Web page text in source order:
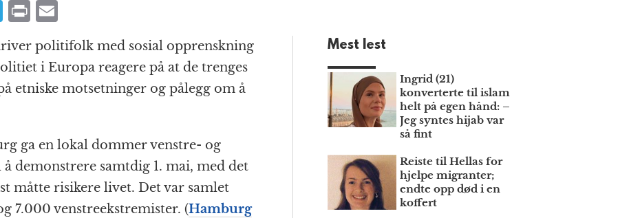
T
el
e
g
r
m
P
n
t
m
ai
l
politifolk med sosial opprenskning
i Europa reagere på at de trenges
etniske motsetninger og pålegg om å
ga en lokal dommer venstre- og
demonstrere samtdig 1. mai, med det
måtte risikere livet. Det var samlet
7.000 venstreekstremister. (Hamburg
Mest lest
Ingrid (21)
konverterte til islam
helt på egen hånd: –
Jeg syntes hijab var
så fint
Reiste til Hellas for
hjelpe migranter;
endte opp død i en
koffert